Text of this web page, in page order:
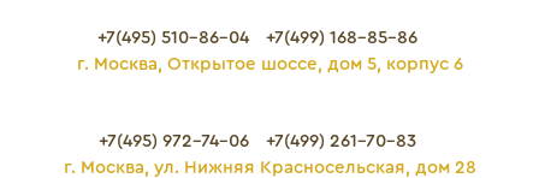
+7(495) 510-86-04
+7(499) 168-85-86
г. Москва, Открытое шоссе, дом 5, корпус 6
+7(495) 972-74-06
+7(499) 261-70-83
г. Москва, ул. Нижняя Красносельская, дом 28